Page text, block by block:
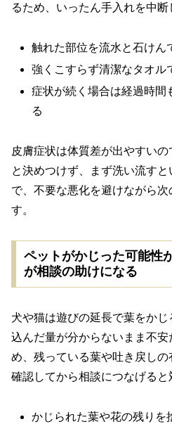
るため、いったん手入れを中断
触れた部位を流水と石けん
強くこすらず清潔なタオル
症状が続く場合は経過時間
る
皮膚症状は体質差が出やすい
と決めつけず、まず洗い流す
で、不要な悪化を避けながら次
す。
ペットがかじった可能性
が相談の助けになる
犬や猫は遊びの延長で葉をか
込んだ量が分からないまま不
め、残っている葉や吐き戻し
確認してから相談につなげると
かじられた葉や花の残りを